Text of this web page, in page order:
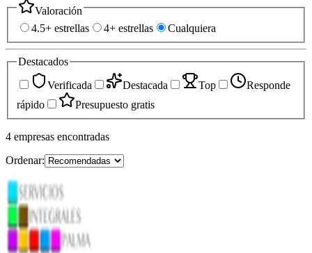
Valoración
4.5+ estrellas
4+ estrellas Cualquiera
Destacados
Verificada
Destacada Top
Responde
rápido
Presupuesto gratis
4 empresas encontradas
Ordenar: